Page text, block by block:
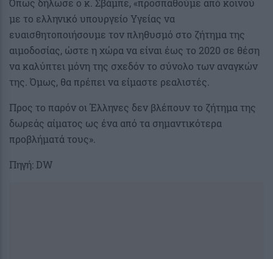
Όπως δήλωσε ο κ. Σβάμπε, «προσπαθούμε από κοινού
με το ελληνικό υπουργείο Υγείας να
ευαισθητοποιήσουμε τον πληθυσμό στο ζήτημα της
αιμοδοσίας, ώστε η χώρα να είναι έως το 2020 σε θέση
να καλύπτει μόνη της σχεδόν το σύνολο των αναγκών
της. Όμως, θα πρέπει να είμαστε ρεαλιστές.
Προς το παρόν οι Έλληνες δεν βλέπουν το ζήτημα της
δωρεάς αίματος ως ένα από τα σημαντικότερα
προβλήματά τους».
Πηγή: DW